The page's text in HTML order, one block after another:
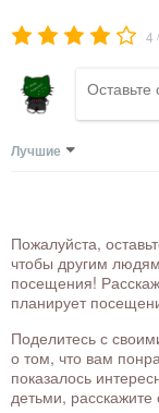
4 /
Лучшие
Пожалуйста,
чтобы другим
посещения!
планирует
Поделитесь с
о том, что вам
показалось
детьми,